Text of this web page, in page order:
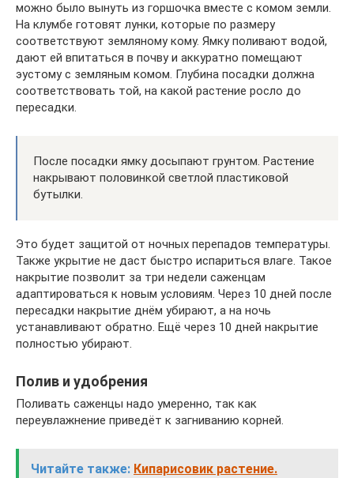
можно было вынуть из горшочка вместе с комом земли.
На клумбе готовят лунки, которые по размеру
соответствуют земляному кому. Ямку поливают водой,
дают ей впитаться в почву и аккуратно помещают
эустому с земляным комом. Глубина посадки должна
соответствовать той, на какой растение росло до
пересадки.
После посадки ямку досыпают грунтом. Растение
накрывают половинкой светлой пластиковой
бутылки.
Это будет защитой от ночных перепадов температуры.
Также укрытие не даст быстро испариться влаге. Такое
накрытие позволит за три недели саженцам
адаптироваться к новым условиям. Через 10 дней после
пересадки накрытие днём убирают, а на ночь
устанавливают обратно. Ещё через 10 дней накрытие
полностью убирают.
Полив и удобрения
Поливать саженцы надо умеренно, так как
переувлажнение приведёт к загниванию корней.
Читайте также: Кипарисовик растение.